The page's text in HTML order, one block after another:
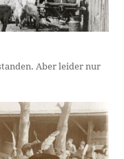
Aber leider nur